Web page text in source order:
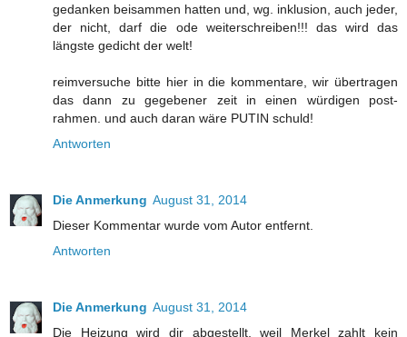
gedanken beisammen hatten und, wg. inklusion, auch jeder,
der nicht, darf die ode weiterschreiben!!! das wird das
längste gedicht der welt!
reimversuche bitte hier in die kommentare, wir übertragen
das dann zu gegebener zeit in einen würdigen post-
rahmen. und auch daran wäre PUTIN schuld!
Antworten
Die Anmerkung August 31, 2014
Dieser Kommentar wurde vom Autor entfernt.
Antworten
Die Anmerkung August 31, 2014
Die Heizung wird dir abgestellt, weil Merkel zahlt kein